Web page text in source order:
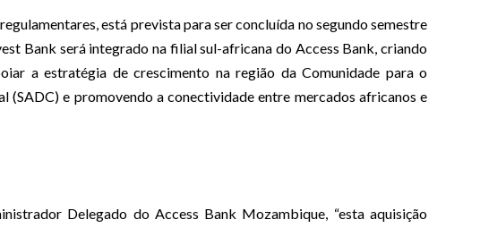
está prevista para ser concluída no segundo semestre
Bank será integrado na filial sul-africana do Access Bank, criando
a estratégia de crescimento na região da Comunidade para o
(SADC) e promovendo a conectividade entre mercados africanos e
Delegado do Access Bank Mozambique, “esta aquisição